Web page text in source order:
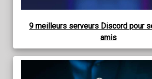
9 meilleurs serveurs Discord pour
amis